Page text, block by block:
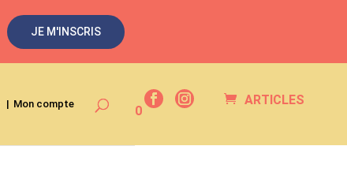
ARTICLES
0
Mon compte
JE M'INSCRIS